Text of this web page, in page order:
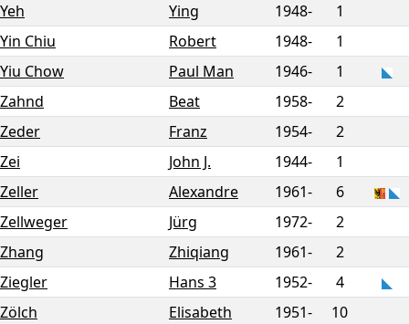
Yeh
Ying 1948-
1
Yin Chiu
Robert 1948-
1
Yiu Chow
Paul Man 1946-
1
Zahnd
Beat 1958-
2
Zeder
Franz 1954-
2
Zei
John J. 1944-
1
Zeller
Alexandre 1961-
6
Zellweger
Jürg 1972-
2
Zhang
Zhiqiang 1961-
2
Ziegler
Hans 3 1952-
4
Zölch
Elisabeth 1951-
10